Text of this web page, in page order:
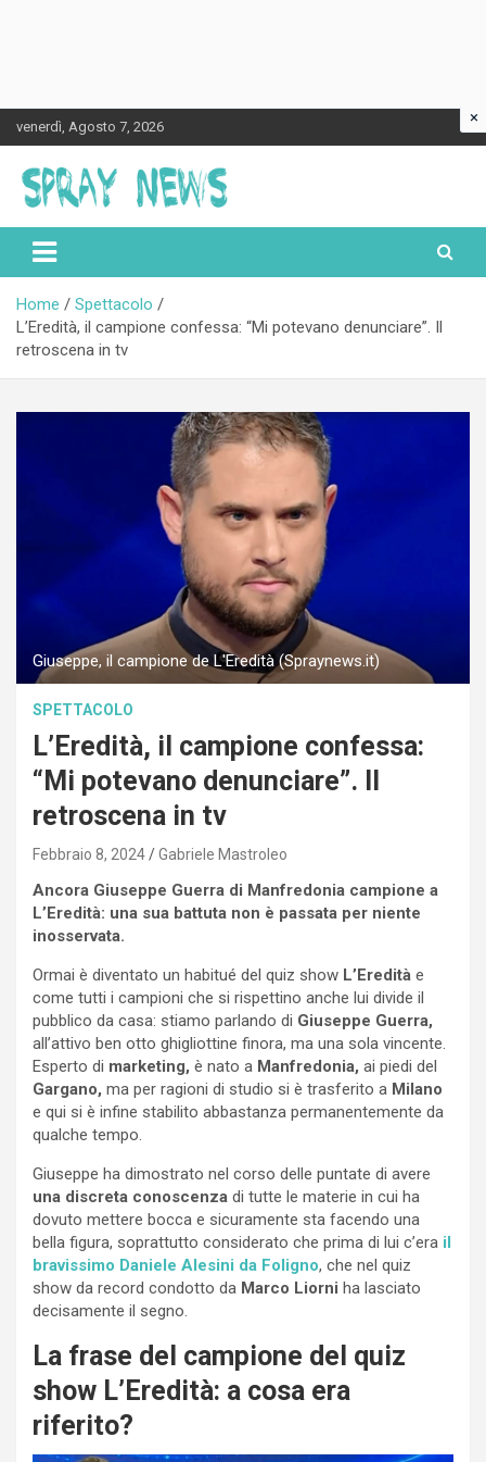
to
content
venerdì, Agosto 7, 2026
Spraynews.it
Home
Spettacolo
L’Eredità, il campione confessa: “Mi potevano denunciare”. Il
retroscena in tv
Giuseppe, il campione de L'Eredità (Spraynews.it)
SPETTACOLO
L’Eredità, il campione confessa:
“Mi potevano denunciare”. Il
retroscena in tv
Febbraio 8, 2024 Gabriele Mastroleo
Ancora Giuseppe Guerra di Manfredonia campione a
L’Eredità: una sua battuta non è passata per niente
inosservata.
Ormai è diventato un habitué del quiz show L’Eredità e
come tutti i campioni che si rispettino anche lui divide il
pubblico da casa: stiamo parlando di Giuseppe Guerra,
all’attivo ben otto ghigliottine finora, ma una sola vincente.
Esperto di marketing, è nato a Manfredonia, ai piedi del
Gargano, ma per ragioni di studio si è trasferito a Milano
e qui si è infine stabilito abbastanza permanentemente da
qualche tempo.
Giuseppe ha dimostrato nel corso delle puntate di avere
una discreta conoscenza di tutte le materie in cui ha
dovuto mettere bocca e sicuramente sta facendo una
bella figura, soprattutto considerato che prima di lui c’era il
bravissimo Daniele Alesini da Foligno, che nel quiz
show da record condotto da Marco Liorni ha lasciato
decisamente il segno.
La frase del campione del quiz
show L’Eredità: a cosa era
riferito?
×